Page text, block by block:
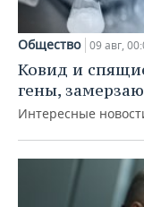
Общество 09 авг,
Ковид и
гены,
Интересные